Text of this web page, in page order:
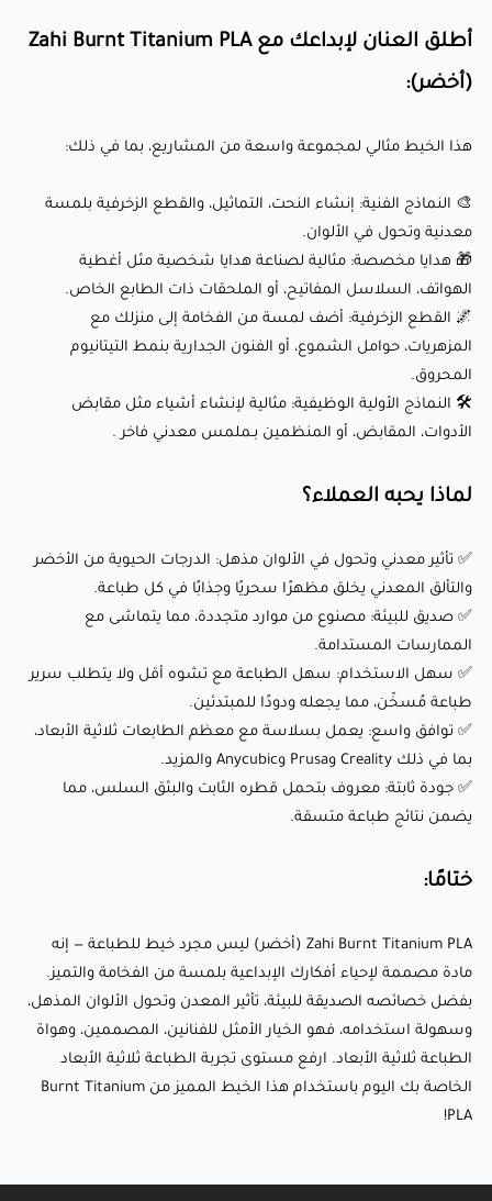
الأدوات، المقابض، أو المنظمين بـملمس معدني فاخر .
الأخضر والتألق المعدني يخلق مظهرًا سحريًا وجذابًا في كل طباعة.
✅ صديق للبيئة: مصنوع من موارد متجددة، مما يتماشى مع
الممارسات المستدامة.
✅ سهل الاستخدام: سهل الطباعة مع تشوه أقل ولا يتطلب
سرير طباعة مُسخّن، مما يجعله ودودًا للمبتدئين.
✅ توافق واسع: يعمل بسلاسة مع معظم الطابعات ثلاثية
الأبعاد، بما في ذلك Creality وPrusa وAnycubic والمزيد.
يضمن نتائج طباعة متسقة.
ختامًا:
مادة مصممة لإحياء أفكارك الإبداعية بلمسة من الفخامة والتميز.
المذهل، وسهولة استخدامه، فهو الخيار الأمثل للفنانين،
المصممين، وهواة الطباعة ثلاثية الأبعاد. ارفع مستوى تجربة
الطباعة ثلاثية الأبعاد الخاصة بك اليوم باستخدام هذا الخيط
أطلق العنان لإبداعك مع Zahi Burnt Titanium PLA
(أخضر):
هذا الخيط مثالي لمجموعة واسعة من المشاريع، بما في ذلك:
🎨 النماذج الفنية: إنشاء النحت، التماثيل، والقطع الزخرفية بلمسة
معدنية وتحول في الألوان.
🎁 هدايا مخصصة: مثالية لصناعة هدايا شخصية مثل أغطية
الهواتف، السلاسل المفاتيح، أو الملحقات ذات الطابع الخاص.
🌌 القطع الزخرفية: أضف لمسة من الفخامة إلى منزلك مع
المزهريات، حوامل الشموع، أو الفنون الجدارية بنمط التيتانيوم
المحروق.
🛠️ النماذج الأولية الوظيفية: مثالية لإنشاء أشياء مثل مقابض
الأدوات، المقابض، أو المنظمين بـملمس معدني فاخر .
لماذا يحبه العملاء؟
✅ تأثير معدني وتحول في الألوان مذهل: الدرجات الحيوية من الأخضر
والتألق المعدني يخلق مظهرًا سحريًا وجذابًا في كل طباعة.
✅ صديق للبيئة: مصنوع من موارد متجددة، مما يتماشى مع
الممارسات المستدامة.
✅ سهل الاستخدام: سهل الطباعة مع تشوه أقل ولا يتطلب سرير
طباعة مُسخّن، مما يجعله ودودًا للمبتدئين.
✅ توافق واسع: يعمل بسلاسة مع معظم الطابعات ثلاثية الأبعاد،
بما في ذلك Creality وPrusa وAnycubic والمزيد.
✅ جودة ثابتة: معروف بتحمل قطره الثابت والبثق السلس، مما
يضمن نتائج طباعة متسقة.
ختامًا:
Zahi Burnt Titanium PLA (أخضر) ليس مجرد خيط للطباعة — إنه
مادة مصممة لإحياء أفكارك الإبداعية بلمسة من الفخامة والتميز.
بفضل خصائصه الصديقة للبيئة، تأثير المعدن وتحول الألوان المذهل،
وسهولة استخدامه، فهو الخيار الأمثل للفنانين، المصممين، وهواة
الطباعة ثلاثية الأبعاد. ارفع مستوى تجربة الطباعة ثلاثية الأبعاد
الخاصة بك اليوم باستخدام هذا الخيط المميز من Burnt Titanium
PLA!